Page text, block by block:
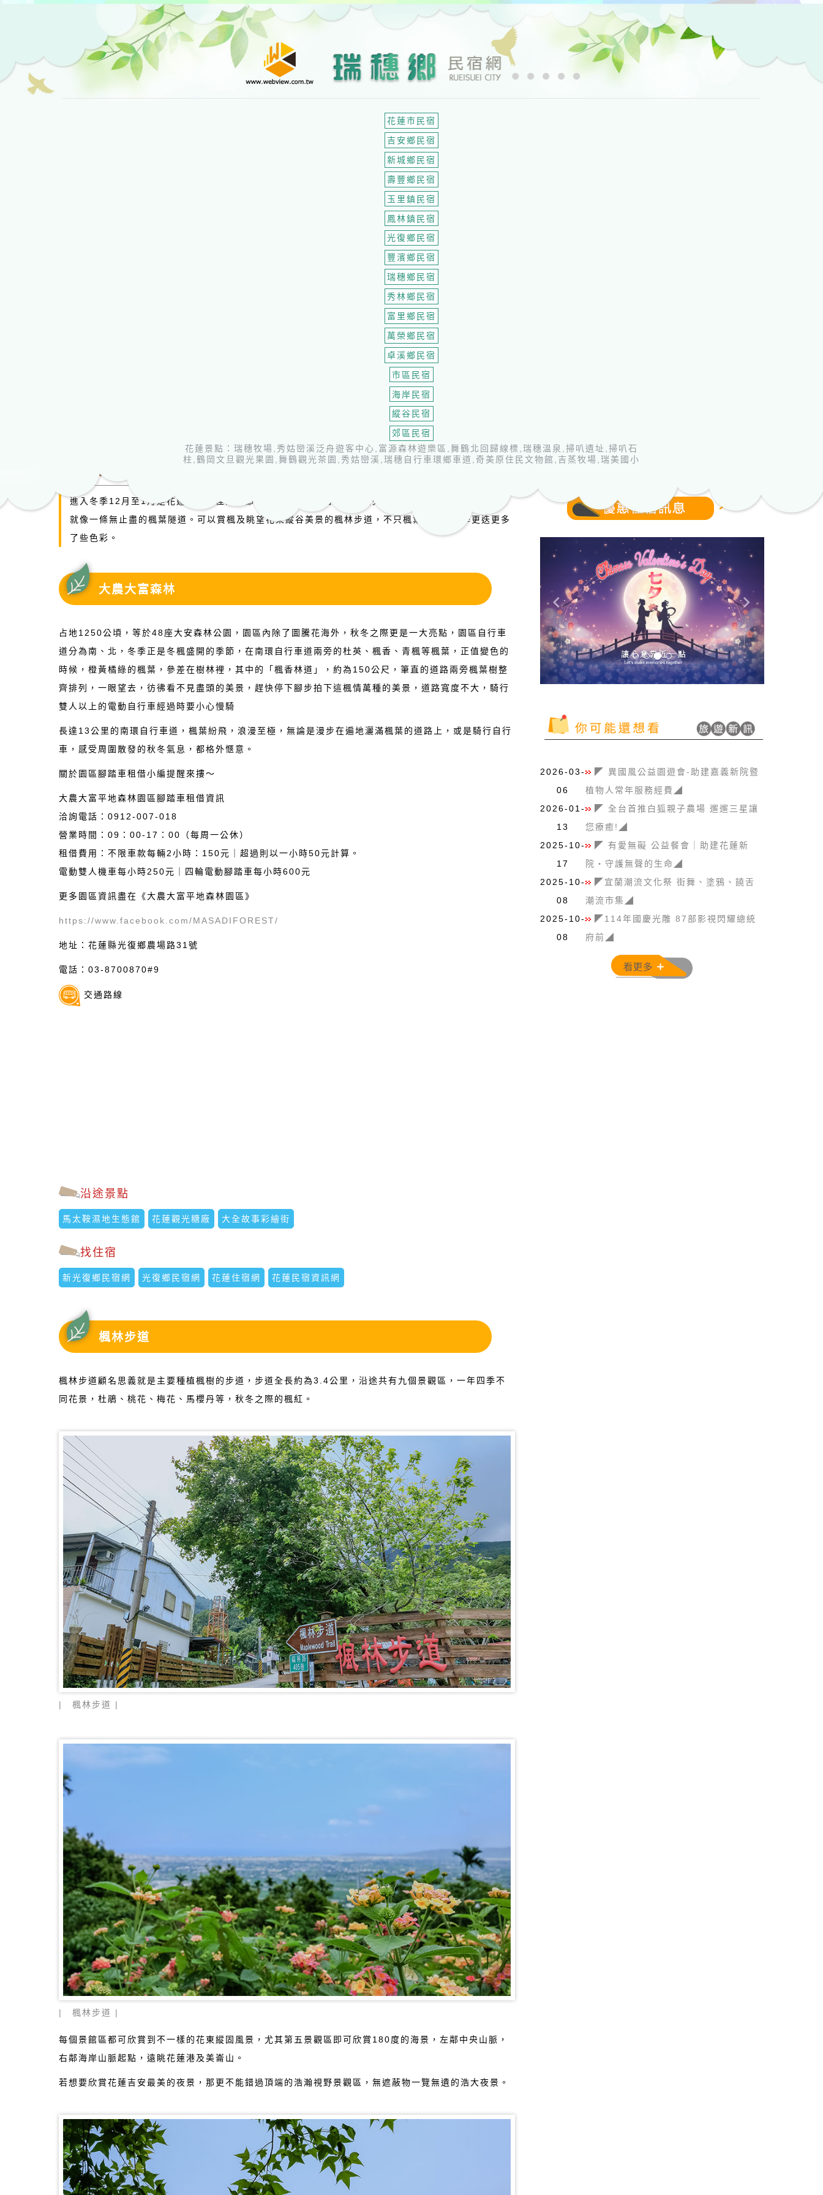
瑞穗鄉民宿網
花蓮市民宿
吉安鄉民宿
新城鄉民宿
壽豐鄉民宿
玉里鎮民宿
鳳林鎮民宿
光復鄉民宿
豐濱鄉民宿
瑞穗鄉民宿
秀林鄉民宿
富里鄉民宿
萬榮鄉民宿
卓溪鄉民宿
市區民宿
海岸民宿
縱谷民宿
郊區民宿
花蓮景點：瑞穗牧場,秀姑巒溪泛舟遊客中心,富源森林遊樂區,舞鶴北回歸線標,瑞穗溫泉,掃叭遺址,掃叭石
柱,鶴岡文旦觀光果園,舞鶴觀光茶園,秀姑巒溪,瑞穗自行車環鄉車道,奇美原住民文物館,吉蒸牧場,瑞美國小
賞楓景點特輯
進入冬季12月至1月是花蓮賞楓最佳的季節，大農大富南環自行車道兩旁的杜英、楓香、青楓等楓葉，
就像一條無止盡的楓葉隧道。可以賞楓及眺望花東縱谷美景的楓林步道，不只楓葉，四季花季更迭更多
了些色彩。
大農大富森林
占地1250公頃，等於48座大安森林公園，園區內除了圖騰花海外，秋冬之際更是一大亮點，園區自行車
道分為南、北，冬季正是冬楓盛開的季節，在南環自行車道兩旁的杜英、楓香、青楓等楓葉，正值變色的
時候，橙黃橘綠的楓葉，參差在樹林裡，其中的「楓香林道」，約為150公尺，筆直的道路兩旁楓葉樹整
齊排列，一眼望去，彷彿看不見盡頭的美景，趕快停下腳步拍下這楓情萬種的美景，道路寬度不大，騎行
雙人以上的電動自行車經過時要小心慢騎
長達13公里的南環自行車道，楓葉紛飛，浪漫至極，無論是漫步在遍地灑滿楓葉的道路上，或是騎行自行
車，感受周圍散發的秋冬氣息，都格外愜意。
關於園區腳踏車租借小編提醒來摟～
大農大富平地森林園區腳踏車租借資訊
洽詢電話：0912-007-018
營業時間：09：00-17：00（每周一公休）
租借費用：不限車款每輛2小時：150元｜超過則以一小時50元計算。
電動雙人機車每小時250元｜四輪電動腳踏車每小時600元
更多園區資訊盡在《大農大富平地森林園區》
https://www.facebook.com/MASADIFOREST/
地址：花蓮縣光復鄉農場路31號
電話：03-8700870#9
交通路線
沿途景點
馬太鞍濕地生態館 花蓮觀光糖廠 大全故事彩繪街
找住宿
新光復鄉民宿網 光復鄉民宿網 花蓮住宿網 花蓮民宿資訊網
楓林步道
楓林步道顧名思義就是主要種植楓樹的步道，步道全長約為3.4公里，沿途共有九個景觀區，一年四季不
同花景，杜鵑、桃花、梅花、馬櫻丹等，秋冬之際的楓紅。
| 楓林步道 |
| 楓林步道 |
每個景館區都可欣賞到不一樣的花東縱固風景，尤其第五景觀區即可欣賞180度的海景，左鄰中央山脈，
右鄰海岸山脈起點，遠眺花蓮港及美崙山。
若想要欣賞花蓮吉安最美的夜景，那更不能錯過頂端的浩瀚視野景觀區，無遮蔽物一覽無遺的浩大夜景。
2026-03-
06
◤ 異國風公益園遊會-助建嘉義新院暨
植物人常年服務經費◢
2026-01-
13
◤ 全台首推白狐親子農場 遛遛三星讓
您療癒!◢
2025-10-
17
◤ 有愛無礙 公益餐會｜助建花蓮新
院・守護無聲的生命◢
2025-10-
08
◤宜蘭潮流文化祭 街舞、塗鴉、饒舌
潮流市集◢
2025-10-
08
◤114年國慶光雕 87部影視閃耀總統
府前◢